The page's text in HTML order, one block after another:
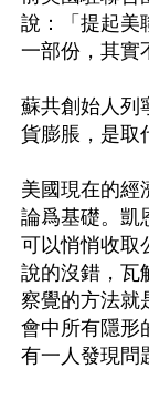
說：「提起美
一部份，其實
蘇共創始人列
貨膨脹，是取
美國現在的經
論爲基礎。凱
可以悄悄收取
說的沒錯，瓦
察覺的方法就
會中所有隱形
有一人發現問